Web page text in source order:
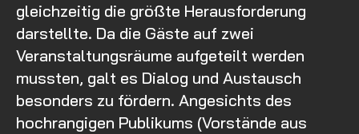
gleichzeitig die größte Herausforderung
darstellte. Da die Gäste auf zwei
Veranstaltungsräume aufgeteilt werden
mussten, galt es Dialog und Austausch
besonders zu fördern. Angesichts des
hochrangigen Publikums (Vorstände aus